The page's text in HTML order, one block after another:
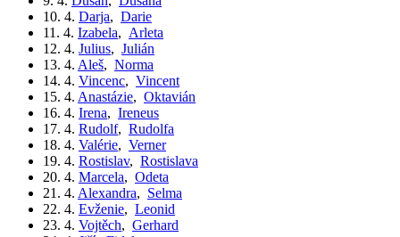
10. 4. Darja, Darie
11. 4. Izabela, Arleta
12. 4. Julius, Julián
13. 4. Aleš, Norma
14. 4. Vincenc, Vincent
15. 4. Anastázie, Oktavián
16. 4. Irena, Ireneus
17. 4. Rudolf, Rudolfa
18. 4. Valérie, Verner
19. 4. Rostislav, Rostislava
20. 4. Marcela, Odeta
21. 4. Alexandra, Selma
22. 4. Evženie, Leonid
23. 4. Vojtěch, Gerhard